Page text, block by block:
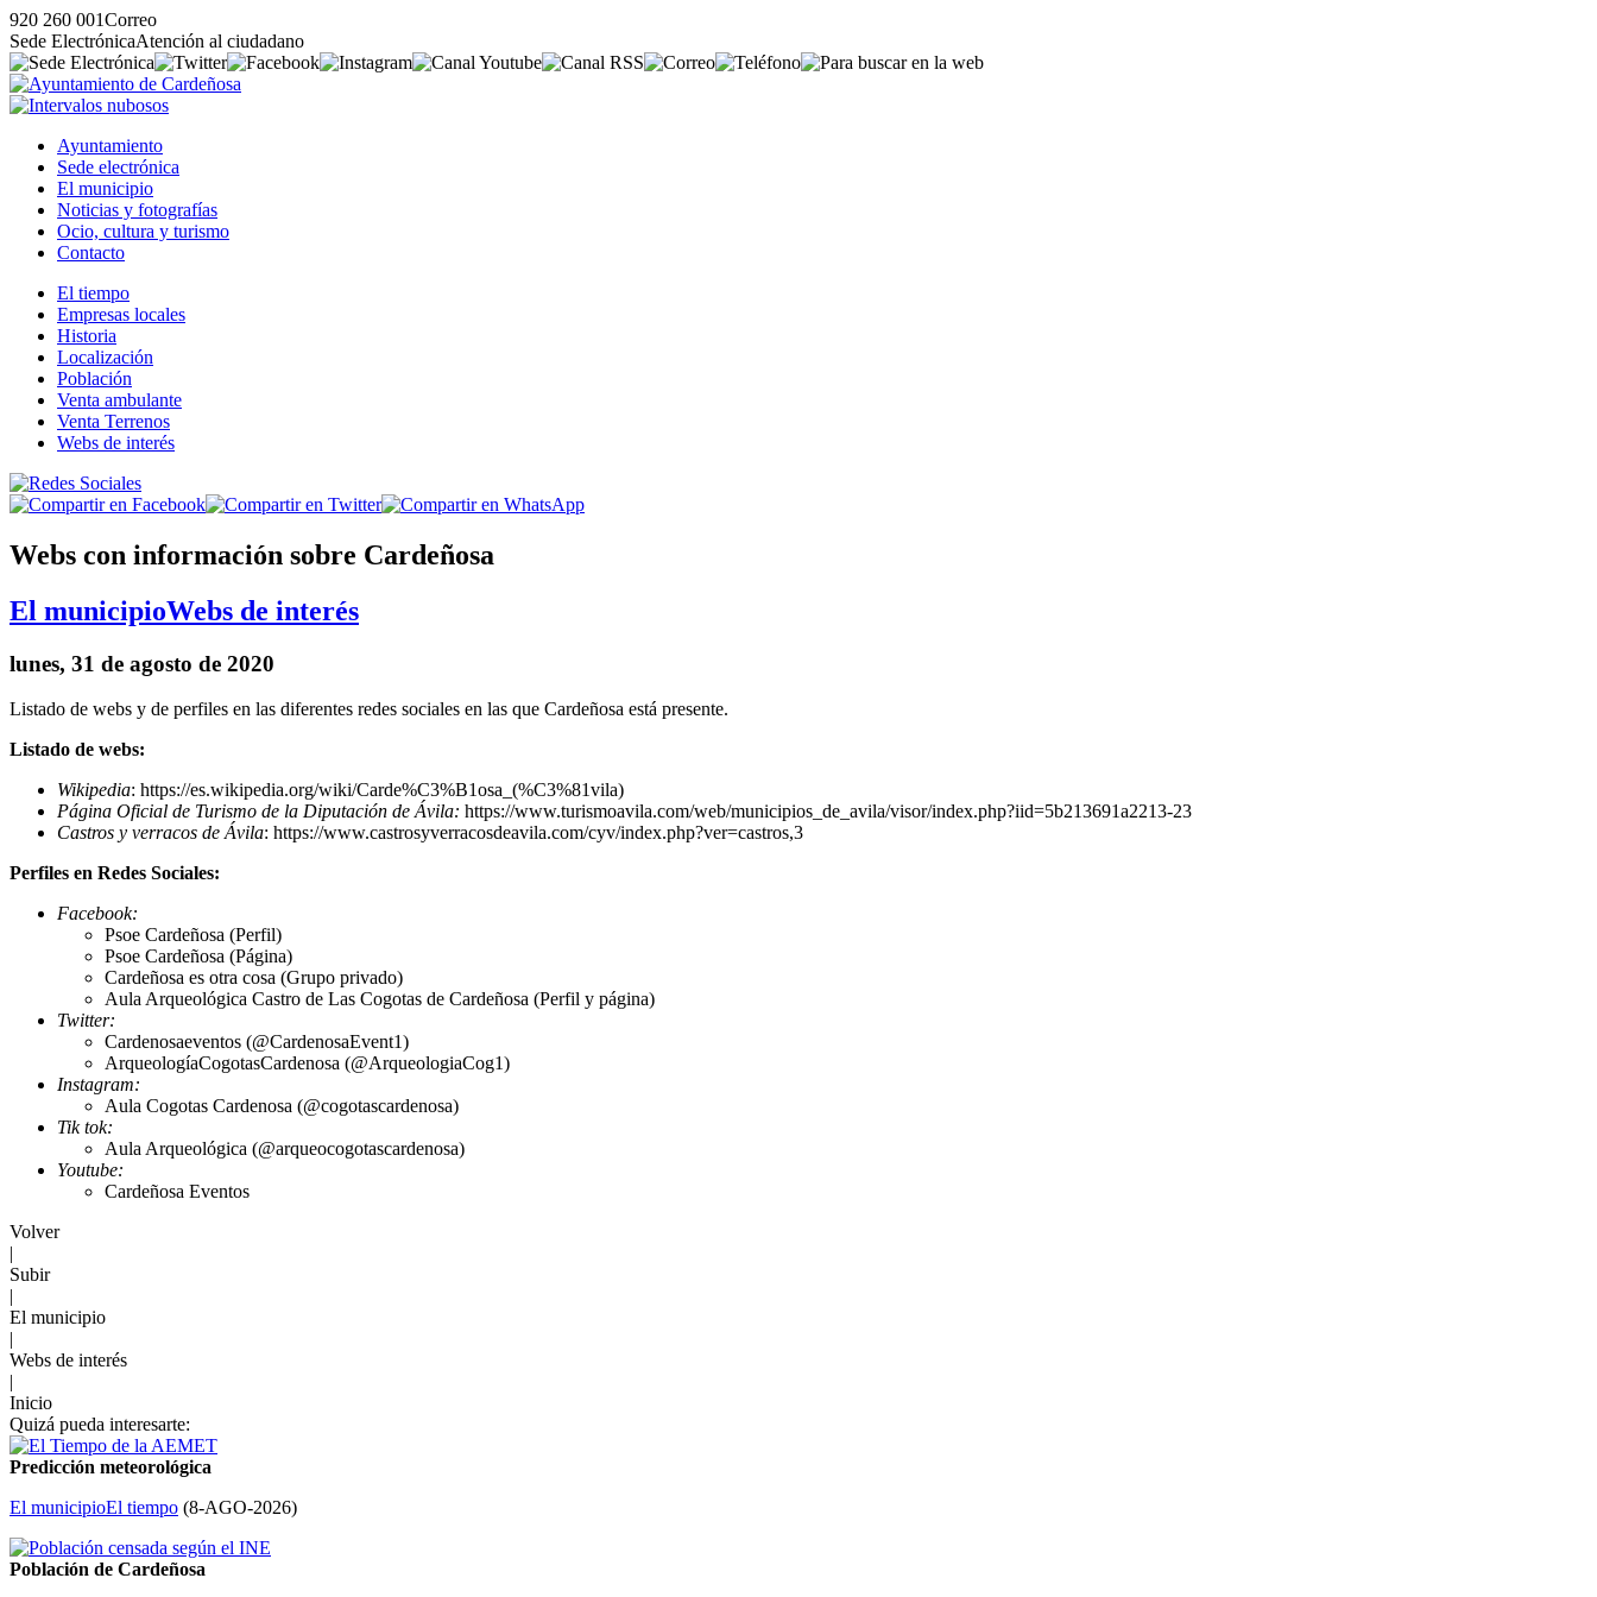
920 260 001Correo
Sede ElectrónicaAtención al ciudadano
Ayuntamiento
Sede electrónica
El municipio
Noticias y fotografías
Ocio, cultura y turismo
Contacto
El tiempo
Empresas locales
Historia
Localización
Población
Venta ambulante
Venta Terrenos
Webs de interés
Webs con información sobre Cardeñosa
El municipioWebs de interés
lunes, 31 de agosto de 2020
Listado de webs y de perfiles en las diferentes redes sociales en las que Cardeñosa está presente.
Listado de webs:
Wikipedia: https://es.wikipedia.org/wiki/Carde%C3%B1osa_(%C3%81vila)
Página Oficial de Turismo de la Diputación de Ávila: https://www.turismoavila.com/web/municipios_de_avila/visor/index.php?iid=5b213691a2213-23
Castros y verracos de Ávila: https://www.castrosyverracosdeavila.com/cyv/index.php?ver=castros,3
Perfiles en Redes Sociales:
Facebook:
Psoe Cardeñosa (Perfil)
Psoe Cardeñosa (Página)
Cardeñosa es otra cosa (Grupo privado)
Aula Arqueológica Castro de Las Cogotas de Cardeñosa (Perfil y página)
Twitter:
Cardenosaeventos (@CardenosaEvent1)
ArqueologíaCogotasCardenosa (@ArqueologiaCog1)
Instagram:
Aula Cogotas Cardenosa (@cogotascardenosa)
Tik tok:
Aula Arqueológica (@arqueocogotascardenosa)
Youtube:
Cardeñosa Eventos
Volver
|
Subir
|
El municipio
|
Webs de interés
|
Inicio
Quizá pueda interesarte:
Predicción meteorológica
El municipioEl tiempo (8-AGO-2026)
Población de Cardeñosa